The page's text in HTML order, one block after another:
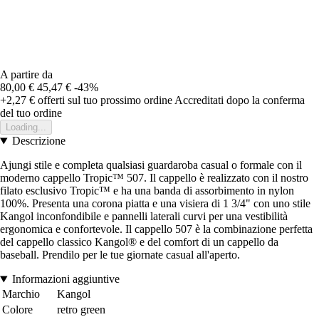
A partire da
80,00 € 45,47 € -43%
+2,27 € offerti sul tuo prossimo ordine Accreditati dopo la conferma
del tuo ordine
Loading...
Descrizione
Ajungi stile e completa qualsiasi guardaroba casual o formale con il
moderno cappello Tropic™ 507. Il cappello è realizzato con il nostro
filato esclusivo Tropic™ e ha una banda di assorbimento in nylon
100%. Presenta una corona piatta e una visiera di 1 3/4" con uno stile
Kangol inconfondibile e pannelli laterali curvi per una vestibilità
ergonomica e confortevole. Il cappello 507 è la combinazione perfetta
del cappello classico Kangol® e del comfort di un cappello da
baseball. Prendilo per le tue giornate casual all'aperto.
Informazioni aggiuntive
Marchio
Kangol
Colore
retro green